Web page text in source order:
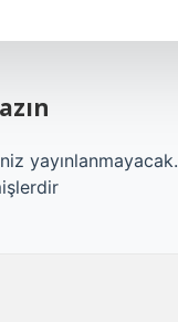
yayınlanmayacak.